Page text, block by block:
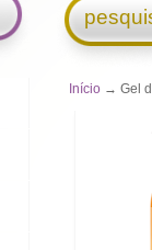
Início → Gel